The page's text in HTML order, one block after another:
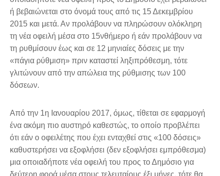
ή βεβαιώνεται στο όνομά τους από τις 15 Δεκεμβρίου
2015 και μετά. Αν προλάβουν να πληρώσουν ολόκληρη
τη νέα οφειλή μέσα στο 15νθήμερο ή εάν προλάβουν να
τη ρυθμίσουν έως και σε 12 μηνιαίες δόσεις με την
«πάγια ρύθμιση» πριν καταστεί ληξιπρόθεσμη, τότε
γλιτώνουν από την απώλεια της ρύθμισης των 100
δόσεων.
Από την 1η Ιανουαρίου 2017, όμως, τίθεται σε εφαρμογή
ένα ακόμη πιο αυστηρό καθεστώς, το οποίο προβλέπει
ότι εάν ο οφειλέτης που έχει ενταχθεί στις «100 δόσεις»
καθυστερήσει να εξοφλήσει (δεν εξοφλήσει εμπρόθεσμα)
μια οποιαδήποτε νέα οφειλή του προς το Δημόσιο για
δεύτερη φορά μέσα στους τελευταίους έξι μήνες, τότε θα